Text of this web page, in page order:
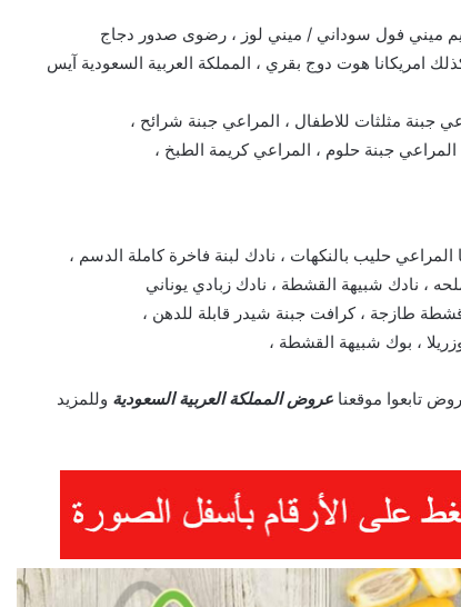
ميني فول سوداني / ميني لوز ، رضوى صدور دجاج
امريكانا هوت دوج بقري ، المملكة العربية السعودية آيس
جبنة مثلثات للاطفال ، المراعي جبنة شرائح ،
جبنة حلوم ، المراعي كريمة الطبخ ،
حليب بالنكهات ، نادك لبنة فاخرة كاملة الدسم ،
، نادك شبيهة القشطة ، نادك زبادي يوناني
قشطة طازجة ، كرافت جبنة شيدر قابلة للدهن ،
، بوك شبيهة القشطة ،
تابعوا موقعنا عروض المملكة العربية السعودية وللمزيد